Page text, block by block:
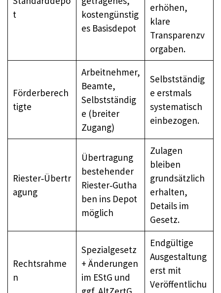
t
kostengünstig
es Basisdepot
erhöhen,
klare
Transparenzv
orgaben.
Förderberech
tigte
Arbeitnehmer,
Beamte,
Selbstständig
e (breiter
Zugang)
Selbstständig
e erstmals
systematisch
einbezogen.
Riester‑Übertr
agung
Übertragung
bestehender
Riester‑Gutha
ben ins Depot
möglich
Zulagen
bleiben
grundsätzlich
erhalten,
Details im
Gesetz.
Rechtsrahme
n
Spezialgesetz
+ Änderungen
im EStG und
Endgültige
Ausgestaltung
erst mit
Veröffentlichu